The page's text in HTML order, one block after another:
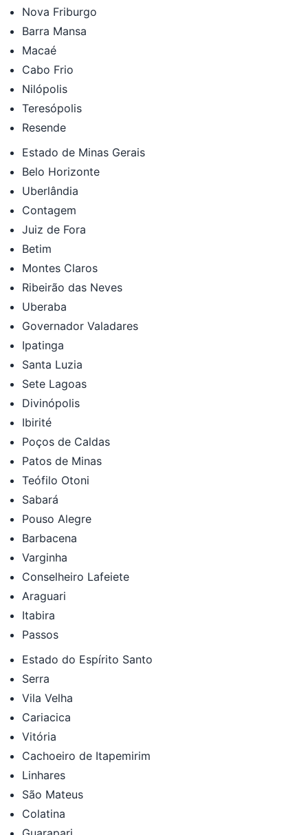
Nova Friburgo
Barra Mansa
Macaé
Cabo Frio
Nilópolis
Teresópolis
Resende
Estado de Minas Gerais
Belo Horizonte
Uberlândia
Contagem
Juiz de Fora
Betim
Montes Claros
Ribeirão das Neves
Uberaba
Governador Valadares
Ipatinga
Santa Luzia
Sete Lagoas
Divinópolis
Ibirité
Poços de Caldas
Patos de Minas
Teófilo Otoni
Sabará
Pouso Alegre
Barbacena
Varginha
Conselheiro Lafeiete
Araguari
Itabira
Passos
Estado do Espírito Santo
Serra
Vila Velha
Cariacica
Vitória
Cachoeiro de Itapemirim
Linhares
São Mateus
Colatina